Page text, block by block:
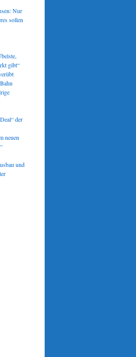
Nur
sollen
gibt“
der
neuen
und